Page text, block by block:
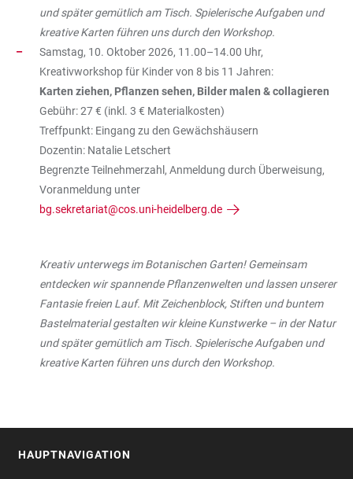
und später gemütlich am Tisch. Spielerische Aufgaben und
kreative Karten führen uns durch den Workshop.
Samstag, 10. Oktober 2026, 11.00–14.00 Uhr,
Kreativworkshop für Kinder von 8 bis 11 Jahren:
Karten ziehen, Pflanzen sehen, Bilder malen & collagieren
Gebühr: 27 € (inkl. 3 € Materialkosten)
Treffpunkt: Eingang zu den Gewächshäusern
Dozentin: Natalie Letschert
Begrenzte Teilnehmerzahl, Anmeldung durch Überweisung,
Voranmeldung unter
bg.sekretariat@cos.uni-heidelberg.de
Kreativ unterwegs im Botanischen Garten! Gemeinsam
entdecken wir spannende Pflanzenwelten und lassen unserer
Fantasie freien Lauf. Mit Zeichenblock, Stiften und buntem
Bastelmaterial gestalten wir kleine Kunstwerke – in der Natur
und später gemütlich am Tisch. Spielerische Aufgaben und
kreative Karten führen uns durch den Workshop.
HAUPTNAVIGATION